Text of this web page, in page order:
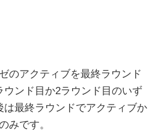
のアクティブを最終ラウンド
ウンド目か2ラウンド目のいず
は最終ラウンドでアクティブか
みです。